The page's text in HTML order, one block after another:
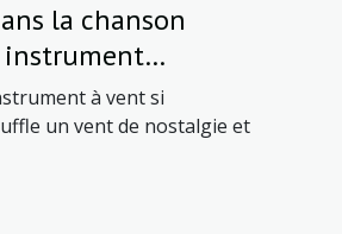
la chanson
instrument
à vent si
un vent de nostalgie et